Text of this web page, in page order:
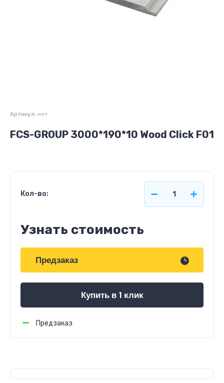
Артикул: нет
FCS-GROUP 3000*190*10 Wood Click F01
Кол-во:
Узнать стоимость
Предзаказ
Купить в 1 клик
Предзаказ